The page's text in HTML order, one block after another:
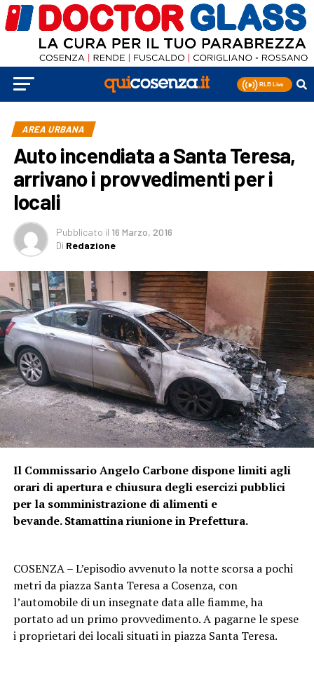
AREA URBANA
Auto incendiata a Santa Teresa,
arrivano i provvedimenti per i
locali
Pubblicato il 16 Marzo, 2016
Di Redazione
Il Commissario Angelo Carbone dispone limiti agli
orari di apertura e chiusura degli esercizi pubblici
per la somministrazione di alimenti e
bevande. Stamattina riunione in Prefettura.
COSENZA – L’episodio avvenuto la notte scorsa a pochi
metri da piazza Santa Teresa a Cosenza, con
l’automobile di un insegnate data alle fiamme, ha
portato ad un primo provvedimento. A pagarne le spese
i proprietari dei locali situati in piazza Santa Teresa.